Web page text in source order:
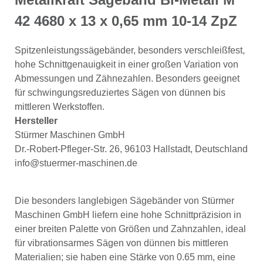
42 4680 x 13 x 0,65 mm 10-14 ZpZ
Spitzenleistungssägebänder, besonders verschleißfest,
hohe Schnittgenauigkeit in einer großen Variation von
Abmessungen und Zähnezahlen. Besonders geeignet
für schwingungsreduziertes Sägen von dünnen bis
mittleren Werkstoffen.
Hersteller
Stürmer Maschinen GmbH
Dr.-Robert-Pfleger-Str. 26, 96103 Hallstadt, Deutschland
info@stuermer-maschinen.de
Die besonders langlebigen Sägebänder von Stürmer
Maschinen GmbH liefern eine hohe Schnittpräzision in
einer breiten Palette von Größen und Zahnzahlen, ideal
für vibrationsarmes Sägen von dünnen bis mittleren
Materialien; sie haben eine Stärke von 0.65 mm, eine